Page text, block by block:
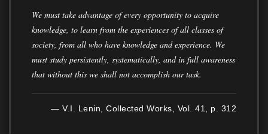
We must take advantage of every opportunity to acquire
knowledge, to learn from the experiences of all classes of
society, from all who have knowledge and experience. We
must study persistently, systematically, and in full awareness
that without this we shall not accomplish our task.
— V.I. Lenin, Collected Works, Vol. 41, p. 312